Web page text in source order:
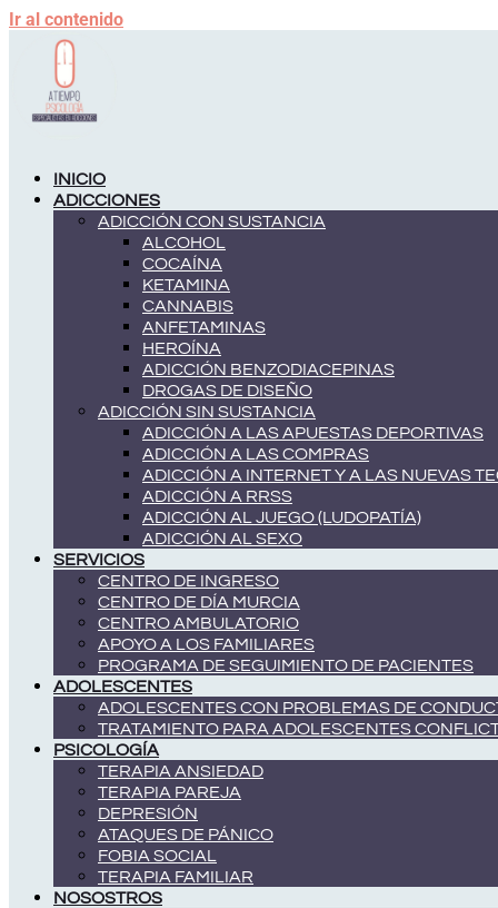
Ir al contenido
INICIO
ADICCIONES
ADICCIÓN CON SUSTANCIA
ALCOHOL
COCAÍNA
KETAMINA
CANNABIS
ANFETAMINAS
HEROÍNA
ADICCIÓN BENZODIACEPINAS
DROGAS DE DISEÑO
ADICCIÓN SIN SUSTANCIA
ADICCIÓN A LAS APUESTAS DEPORTIVAS
ADICCIÓN A LAS COMPRAS
ADICCIÓN A INTERNET Y A LAS NUEVAS
ADICCIÓN A RRSS
ADICCIÓN AL JUEGO (LUDOPATÍA)
ADICCIÓN AL SEXO
SERVICIOS
CENTRO DE INGRESO
CENTRO DE DÍA MURCIA
CENTRO AMBULATORIO
APOYO A LOS FAMILIARES
PROGRAMA DE SEGUIMIENTO DE PACIENTES
ADOLESCENTES
ADOLESCENTES CON PROBLEMAS DE
TRATAMIENTO PARA ADOLESCENTES
PSICOLOGÍA
TERAPIA ANSIEDAD
TERAPIA PAREJA
DEPRESIÓN
ATAQUES DE PÁNICO
FOBIA SOCIAL
TERAPIA FAMILIAR
NOSOSTROS